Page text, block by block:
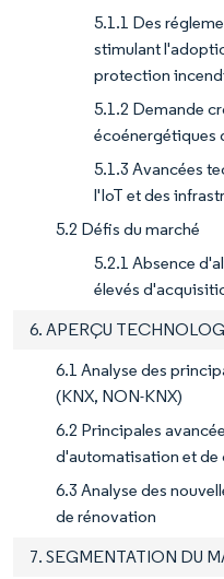
5.1.1 Des
stimulant
protection
5.1.2 Demande
écoénergétiques
5.1.3 Avancées
l'IoT et des
5.2 Défis du marché
5.2.1 Absence
élevés
6. APERÇU
6.1 Analyse des
(KNX, NON-KNX)
6.2 Principales
d'automatisation et de
6.3 Analyse des
de rénovation
7. SEGMENTATION DU